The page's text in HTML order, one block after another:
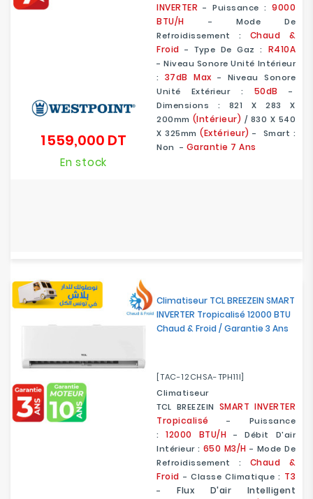
INVERTER - Puissance : 9000
BTU/H - Mode De
Refroidissement : Chaud &
Froid - Type De Gaz : R410A
- Niveau Sonore Unité Intérieur
: 37dB Max - Niveau Sonore
Unité Extérieur : 50dB
-
Dimensions : 821 X 283 X
200mm (Intérieur) / 830 X 540
X 325mm (Extérieur) - Smart :
Non - Garantie 7 Ans
1 559,000 DT
En stock
Climatiseur TCL BREEZEIN SMART
INVERTER Tropicalisé 12000 BTU
Chaud & Froid / Garantie 3 Ans
[TAC-12CHSA-TPH11I]
Climatiseur
TCL BREEZEIN SMART INVERTER
Tropicalisé- Puissance
:
12000 BTU/H - Débit D'air
Intérieur : 650 M3/h - Mode De
Refroidissement : Chaud &
Froid - Classe Climatique : T3
- Flux D'air Intelligent